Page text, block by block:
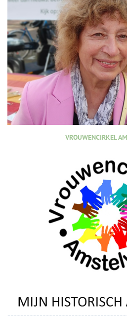
VROUWENCIRKEL